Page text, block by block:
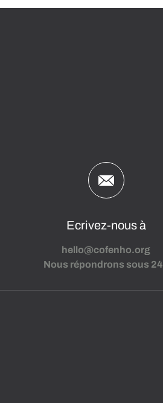
Ecrivez-nous à
hello@cofenho.org
Nous répondrons sous